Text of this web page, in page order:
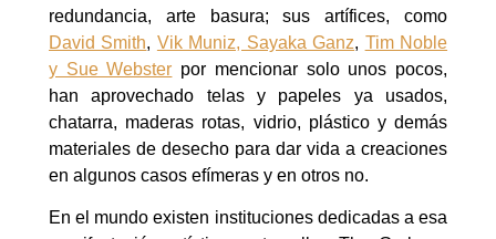
redundancia, arte basura; sus artífices, como
David Smith, Vik Muniz, Sayaka Ganz, Tim Noble
y Sue Webster por mencionar solo unos pocos,
han aprovechado telas y papeles ya usados,
chatarra, maderas rotas, vidrio, plástico y demás
materiales de desecho para dar vida a creaciones
en algunos casos efímeras y en otros no.
En el mundo existen instituciones dedicadas a esa